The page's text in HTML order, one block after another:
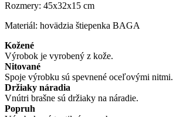
Rozmery: 45x32x15 cm
Materiál: hovädzia štiepenka BAGA
Kožené
Výrobok je vyrobený z kože.
Nitované
Spoje výrobku sú spevnené oceľovými nitmi.
Držiaky náradia
Vnútri brašne sú držiaky na náradie.
Popruh